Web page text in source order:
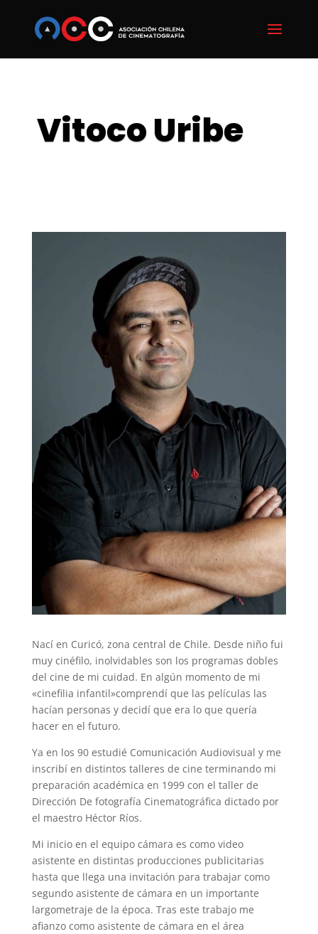
Vitoco Uribe
Nací en Curicó, zona central de Chile. Desde niño fui
muy cinéfilo, inolvidables son los programas dobles
del cine de mi cuidad. En algún momento de mi
«cinefilia infantil»comprendí que las películas las
hacían personas y decidí que era lo que quería
hacer en el futuro.
Ya en los 90 estudié Comunicación Audiovisual y me
inscribí en distintos talleres de cine terminando mi
preparación académica en 1999 con el taller de
Dirección De fotografía Cinematográfica dictado por
el maestro Héctor Ríos.
Mi inicio en el equipo cámara es como video
asistente en distintas producciones publicitarias
hasta que llega una invitación para trabajar como
segundo asistente de cámara en un importante
largometraje de la época. Tras este trabajo me
afianzo como asistente de cámara en el área